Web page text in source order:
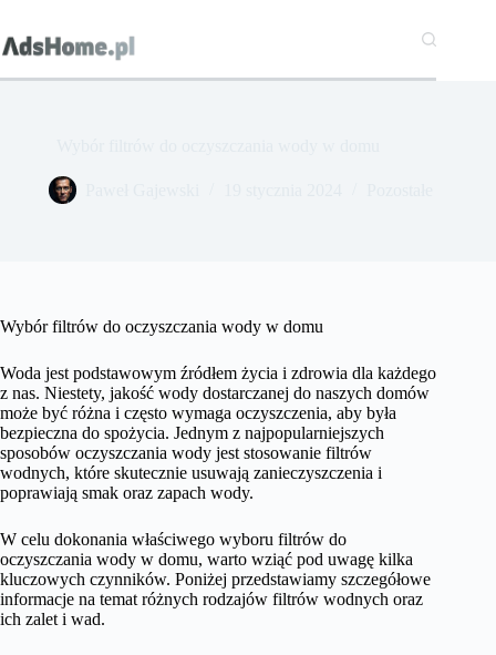
treści
Wybór filtrów do oczyszczania wody w domu
Woda jest podstawowym źródłem życia i zdrowia dla każdego
z nas. Niestety, jakość wody dostarczanej do naszych domów
może być różna i często wymaga oczyszczenia, aby była
bezpieczna do spożycia. Jednym z najpopularniejszych
sposobów oczyszczania wody jest stosowanie filtrów
wodnych, które skutecznie usuwają zanieczyszczenia i
poprawiają smak oraz zapach wody.
W celu dokonania właściwego wyboru filtrów do
oczyszczania wody w domu, warto wziąć pod uwagę kilka
kluczowych czynników. Poniżej przedstawiamy szczegółowe
informacje na temat różnych rodzajów filtrów wodnych oraz
ich zalet i wad.